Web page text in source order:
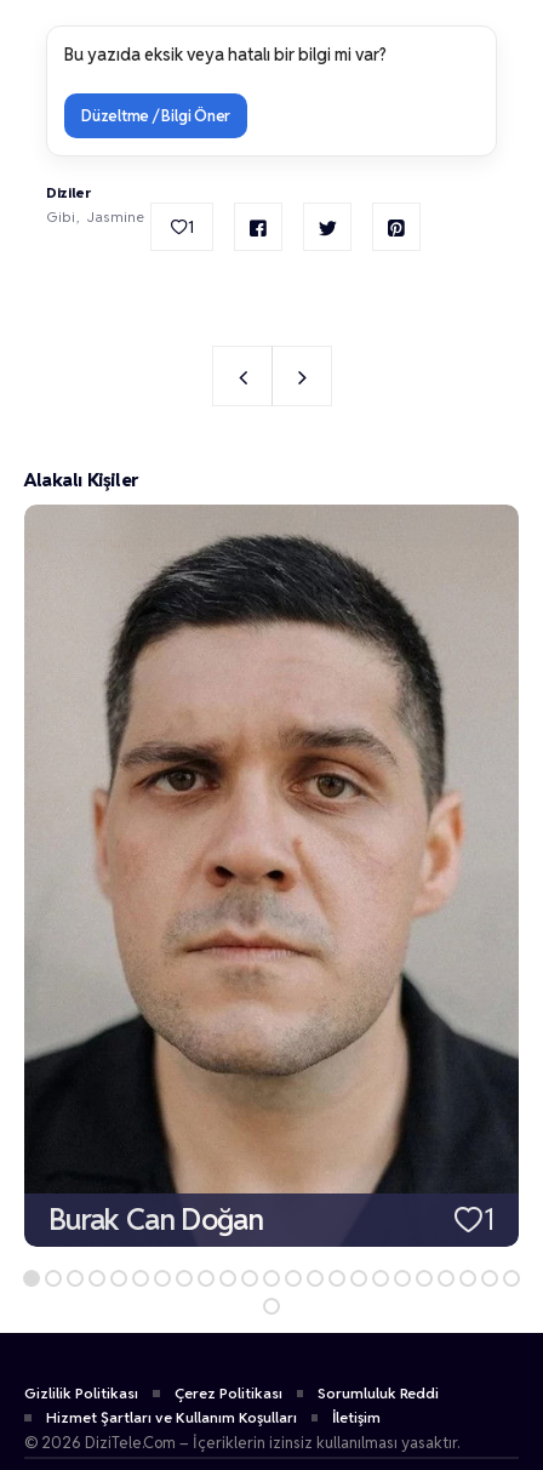
Bu yazıda eksik veya hatalı bir bilgi mi var?
Düzeltme / Bilgi Öner
Diziler
Gibi
Jasmine 1
Alakalı Kişiler
1
Burak Can Doğan
Gizlilik Politikası Çerez Politikası
Sorumluluk Reddi
Hizmet Şartları ve Kullanım Koşulları
İletişim
© 2026 DiziTele.Com – İçeriklerin izinsiz kullanılması yasaktır.